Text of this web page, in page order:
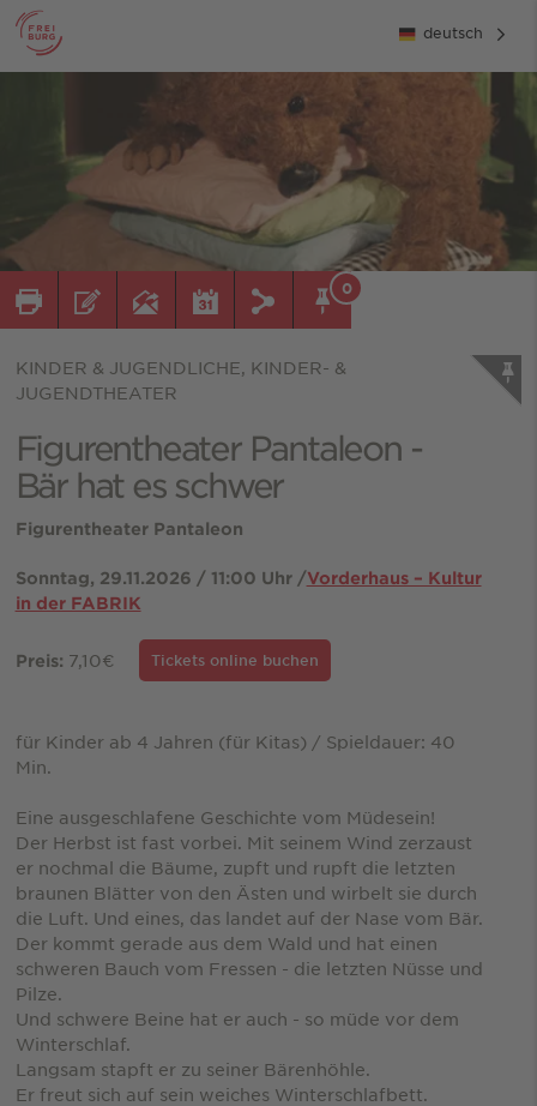
deutsch
0
KINDER & JUGENDLICHE, KINDER- &
JUGENDTHEATER
Figurentheater Pantaleon -
Bär hat es schwer
Figurentheater Pantaleon
Sonntag, 29.11.2026 / 11:00 Uhr /Vorderhaus – Kultur
in der FABRIK
Preis: 7,10€ Tickets online buchen
für Kinder ab 4 Jahren (für Kitas) / Spieldauer: 40
Min.
Eine ausgeschlafene Geschichte vom Müdesein!
Der Herbst ist fast vorbei. Mit seinem Wind zerzaust
er nochmal die Bäume, zupft und rupft die letzten
braunen Blätter von den Ästen und wirbelt sie durch
die Luft. Und eines, das landet auf der Nase vom Bär.
Der kommt gerade aus dem Wald und hat einen
schweren Bauch vom Fressen - die letzten Nüsse und
Pilze.
Und schwere Beine hat er auch - so müde vor dem
Winterschlaf.
Langsam stapft er zu seiner Bärenhöhle.
Er freut sich auf sein weiches Winterschlafbett.